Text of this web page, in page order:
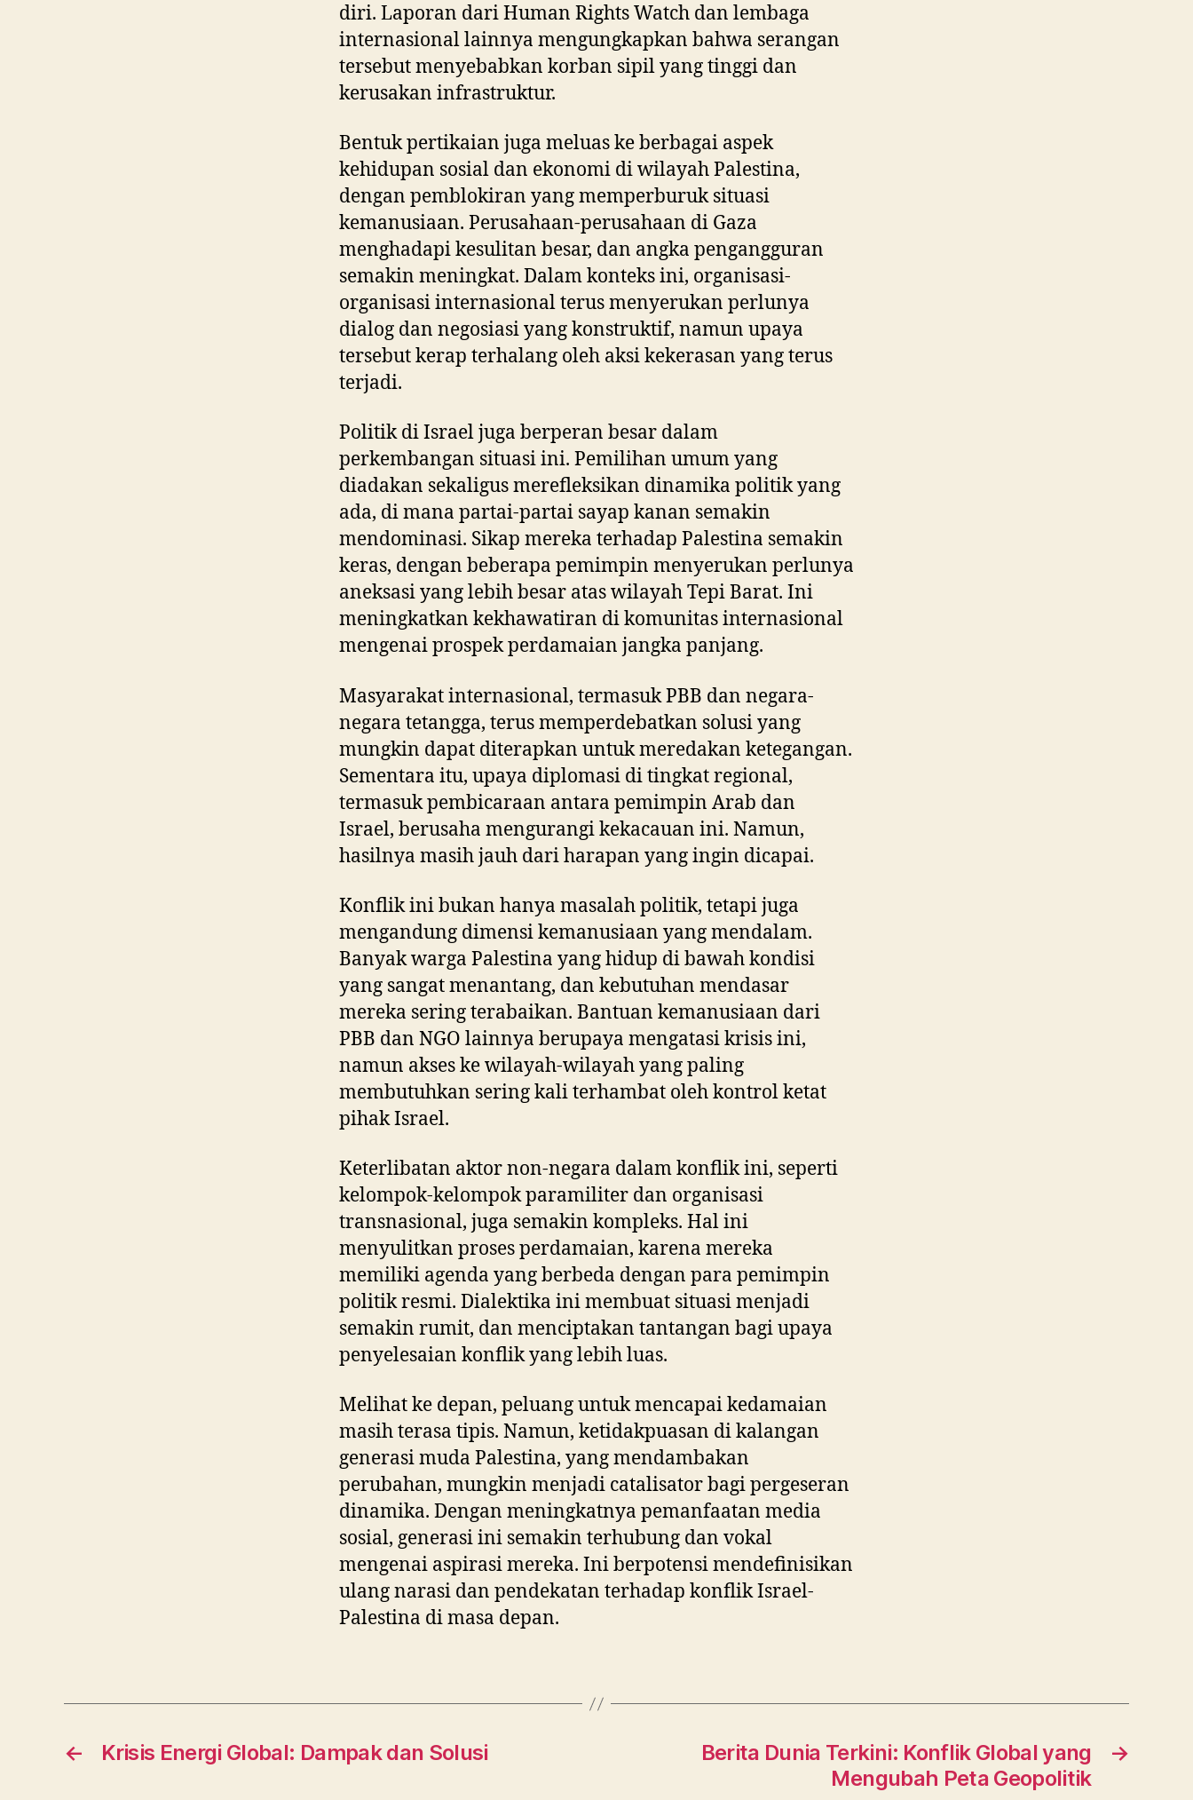
diri. Laporan dari Human Rights Watch dan lembaga
internasional lainnya mengungkapkan bahwa serangan
tersebut menyebabkan korban sipil yang tinggi dan
kerusakan infrastruktur.
Bentuk pertikaian juga meluas ke berbagai aspek
kehidupan sosial dan ekonomi di wilayah Palestina,
dengan pemblokiran yang memperburuk situasi
kemanusiaan. Perusahaan-perusahaan di Gaza
menghadapi kesulitan besar, dan angka pengangguran
semakin meningkat. Dalam konteks ini, organisasi-
organisasi internasional terus menyerukan perlunya
dialog dan negosiasi yang konstruktif, namun upaya
tersebut kerap terhalang oleh aksi kekerasan yang terus
terjadi.
Politik di Israel juga berperan besar dalam
perkembangan situasi ini. Pemilihan umum yang
diadakan sekaligus merefleksikan dinamika politik yang
ada, di mana partai-partai sayap kanan semakin
mendominasi. Sikap mereka terhadap Palestina semakin
keras, dengan beberapa pemimpin menyerukan perlunya
aneksasi yang lebih besar atas wilayah Tepi Barat. Ini
meningkatkan kekhawatiran di komunitas internasional
mengenai prospek perdamaian jangka panjang.
Masyarakat internasional, termasuk PBB dan negara-
negara tetangga, terus memperdebatkan solusi yang
mungkin dapat diterapkan untuk meredakan ketegangan.
Sementara itu, upaya diplomasi di tingkat regional,
termasuk pembicaraan antara pemimpin Arab dan
Israel, berusaha mengurangi kekacauan ini. Namun,
hasilnya masih jauh dari harapan yang ingin dicapai.
Konflik ini bukan hanya masalah politik, tetapi juga
mengandung dimensi kemanusiaan yang mendalam.
Banyak warga Palestina yang hidup di bawah kondisi
yang sangat menantang, dan kebutuhan mendasar
mereka sering terabaikan. Bantuan kemanusiaan dari
PBB dan NGO lainnya berupaya mengatasi krisis ini,
namun akses ke wilayah-wilayah yang paling
membutuhkan sering kali terhambat oleh kontrol ketat
pihak Israel.
Keterlibatan aktor non-negara dalam konflik ini, seperti
kelompok-kelompok paramiliter dan organisasi
transnasional, juga semakin kompleks. Hal ini
menyulitkan proses perdamaian, karena mereka
memiliki agenda yang berbeda dengan para pemimpin
politik resmi. Dialektika ini membuat situasi menjadi
semakin rumit, dan menciptakan tantangan bagi upaya
penyelesaian konflik yang lebih luas.
Melihat ke depan, peluang untuk mencapai kedamaian
masih terasa tipis. Namun, ketidakpuasan di kalangan
generasi muda Palestina, yang mendambakan
perubahan, mungkin menjadi catalisator bagi pergeseran
dinamika. Dengan meningkatnya pemanfaatan media
sosial, generasi ini semakin terhubung dan vokal
mengenai aspirasi mereka. Ini berpotensi mendefinisikan
ulang narasi dan pendekatan terhadap konflik Israel-
Palestina di masa depan.
← Krisis Energi Global: Dampak dan Solusi →
Berita Dunia Terkini: Konflik Global yang
Mengubah Peta Geopolitik